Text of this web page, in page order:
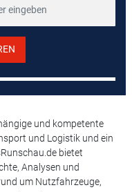
und kompetente
und Logistik und ein
bietet
Analysen und
um Nutzfahrzeuge,